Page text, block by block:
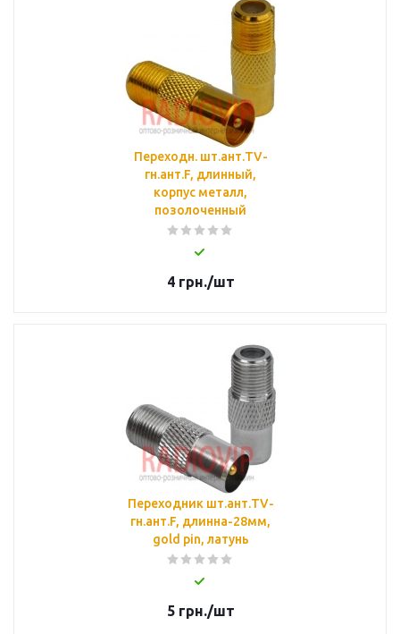
Переходн. шт.ант.TV-
гн.ант.F, длинный,
корпус металл,
позолоченный
4грн./шт
Переходник шт.ант.TV-
гн.ант.F, длинна-28мм,
gold pin, латунь
5грн./шт